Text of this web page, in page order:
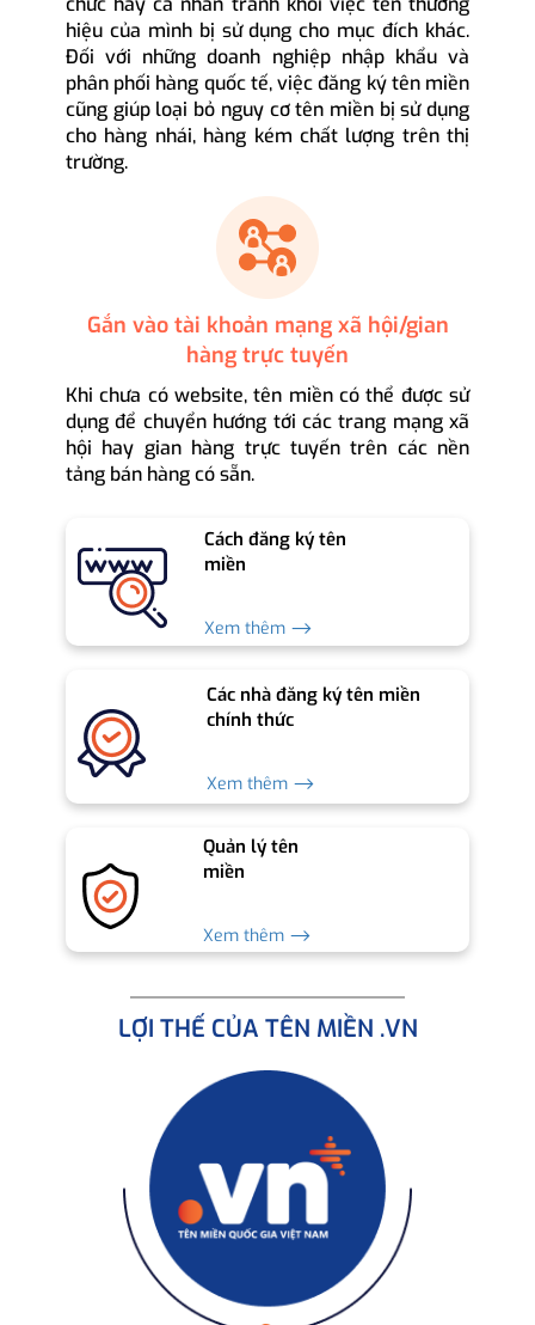
hiệu của mình bị sử dụng cho mục đích khác.
Đối với những doanh nghiệp nhập khẩu và
phân phối hàng quốc tế, việc đăng ký tên miền
cũng giúp loại bỏ nguy cơ tên miền bị sử dụng
cho hàng nhái, hàng kém chất lượng trên thị
trường.
Gắn vào tài khoản mạng xã hội/gian
hàng trực tuyến
Khi chưa có website, tên miền có thể được sử
dụng để chuyển hướng tới các trang mạng xã
hội hay gian hàng trực tuyến trên các nền
tảng bán hàng có sẵn.
Cách đăng ký tên
miền
Xem thêm ⟶
Các nhà đăng ký tên miền
chính thức
Xem thêm ⟶
Quản lý tên
miền
Xem thêm ⟶
LỢI THẾ CỦA TÊN MIỀN .VN